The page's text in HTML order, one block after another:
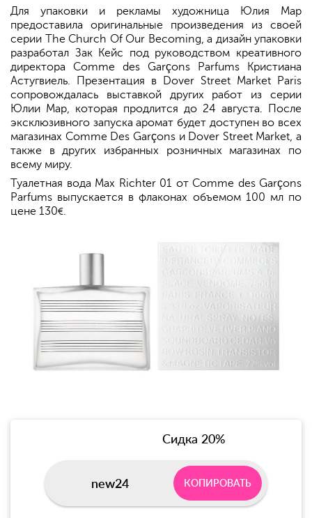
Для упаковки и рекламы художница Юлия Мар
предоставила оригинальные произведения из своей
серии The Church Of Our Becoming, а дизайн упаковки
разработал Зак Кейс под руководством креативного
директора Comme des Garçons Parfums Кристиана
Астугвиель. Презентация в Dover Street Market Paris
сопровождалась выставкой других работ из серии
Юлии Мар, которая продлится до 24 августа. После
эксклюзивного запуска аромат будет доступен во всех
магазинах Comme Des Garçons и Dover Street Market, а
также в других избранных розничных магазинах по
всему миру.
Туалетная вода Max Richter 01 от Comme des Garçons
Parfums выпускается в флаконах объемом 100 мл по
цене 130€.
Сидка 20%
new24 КОПИРОВАТЬ